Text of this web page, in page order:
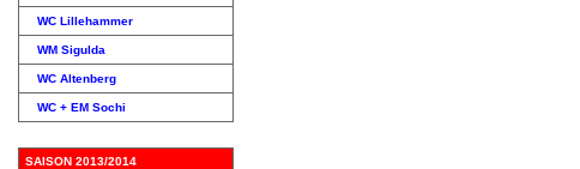
WC Lillehammer
WM Sigulda
WC Altenberg
WC + EM Sochi
SAISON 2013/2014